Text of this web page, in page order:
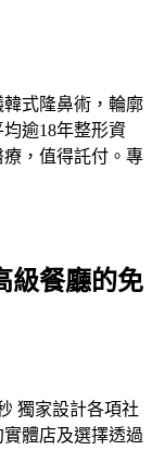
式隆鼻術，輪廓
逾18年整形資
，值得託付。專
級餐廳的免
獨家設計各項社
體店及選擇透過‎